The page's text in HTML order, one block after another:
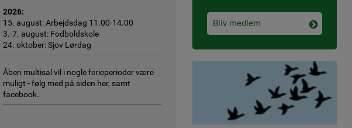
2026:
15. august: Arbejdsdag 11.00-14.00
3.-7. august: Fodboldskole
24. oktober: Sjov Lørdag
Åben multisal vil i nogle ferieperioder være
muligt - følg med på siden her, samt
facebook.
Bliv medlem